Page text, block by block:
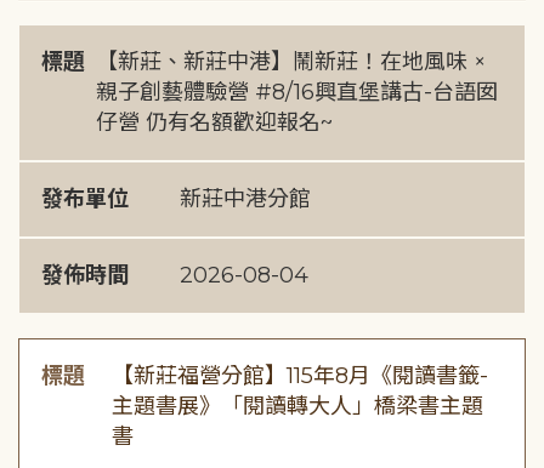
標題
【新莊、新莊中港】鬧新莊！在地風味 ×
親子創藝體驗營 #8/16興直堡講古-台語囡
仔營 仍有名額歡迎報名~
發布單位 新莊中港分館
發佈時間 2026-08-04
標題
【新莊福營分館】115年8月《閱讀書籤-
主題書展》「閱讀轉大人」橋梁書主題
書